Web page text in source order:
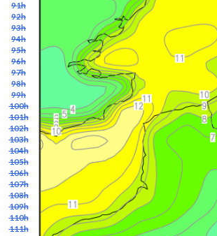
91h
92h
93h
94h
95h
96h
97h
98h
99h
100h
101h
102h
103h
104h
105h
106h
107h
108h
109h
110h
111h